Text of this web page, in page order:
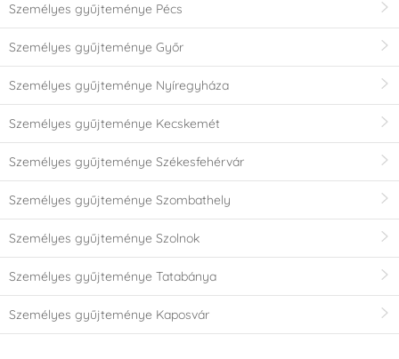
Személyes gyűjteménye Pécs
Személyes gyűjteménye Győr
Személyes gyűjteménye Nyíregyháza
Személyes gyűjteménye Kecskemét
Személyes gyűjteménye Székesfehérvár
Személyes gyűjteménye Szombathely
Személyes gyűjteménye Szolnok
Személyes gyűjteménye Tatabánya
Személyes gyűjteménye Kaposvár